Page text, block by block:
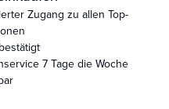
Zugang zu allen Top-
7 Tage die Woche